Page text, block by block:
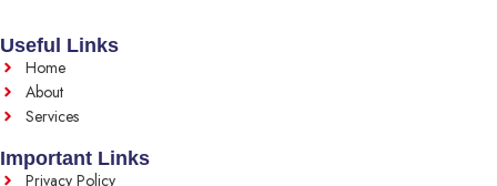
Useful Links
Home
About
Services
Important Links
Privacy Policy